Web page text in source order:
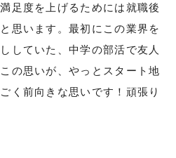
足度を上げるためには就職後
思います。最初にこの業界を
していた、中学の部活で友人
の思いが、やっとスタート地
く前向きな思いです！頑張り